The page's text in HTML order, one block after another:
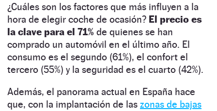
¿Cuáles son los factores que más influyen a la
hora de elegir coche de ocasión? El precio es
la clave para el 71% de quienes se han
comprado un automóvil en el último año. El
consumo es el segundo (61%), el confort el
tercero (55%) y la seguridad es el cuarto (42%).
Además, el panorama actual en España hace
que, con la implantación de las zonas de bajas